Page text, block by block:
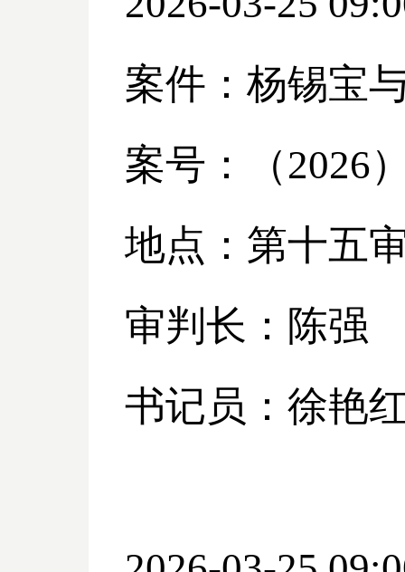
案件：杨锡宝
案号：（2026
地点：第十五
审判长：陈强
书记员：徐艳